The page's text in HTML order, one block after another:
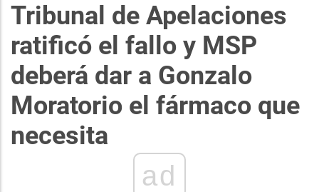
Tribunal de Apelaciones
ratificó el fallo y MSP
deberá dar a Gonzalo
Moratorio el fármaco que
necesita
ad